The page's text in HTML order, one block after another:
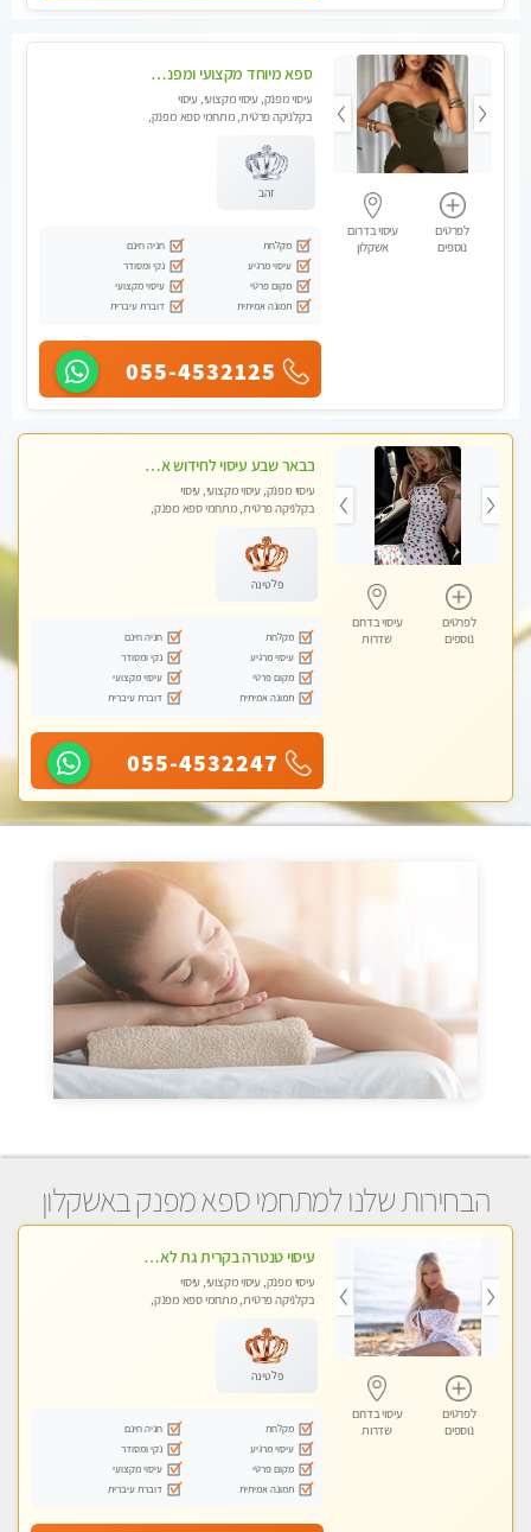
לפרטים
נוספים
עיסוי בדרום
אשקלון
ספא מיוחד מקצועי ומפנק באשקלון מעסה ...מקצועית ואיכותית -מומלץ מאוד...
עיסוי מפנק, עיסוי מקצועי, עיסוי
בקלניקה פרטית, מתחמי ספא מפנק,
זהב
מקלחת
חניה חינם
עיסוי מרגיע
נקי ומסודר
מקום פרטי
עיסוי מקצועי
תמונה אמיתית
דוברת עיברית
055-4532125
לפרטים
נוספים
עיסוי בדרום
שדרות
בבאר שבע עיסוי לחידוש אנרגיות עיסוי חלומי מומלץ מאוד פרטי!! ללא מין !!
עיסוי מפנק, עיסוי מקצועי, עיסוי
בקלניקה פרטית, מתחמי ספא מפנק,
פלטינה
מקלחת
חניה חינם
עיסוי מרגיע
נקי ומסודר
מקום פרטי
עיסוי מקצועי
תמונה אמיתית
דוברת עיברית
055-4532247
הבחירות שלנו למתחמי ספא מפנק באשקלון
לפרטים
נוספים
עיסוי בדרום
שדרות
עיסוי טנטרה בקרית גת לא מה שחשבת הרבה יותר ממה שדמיינת פרטי!!! Highly recommended
עיסוי מפנק, עיסוי מקצועי, עיסוי
בקלניקה פרטית, מתחמי ספא מפנק,
טנטרה
פלטינה
מקלחת
חניה חינם
עיסוי מרגיע
נקי ומסודר
מקום פרטי
עיסוי מקצועי
תמונה אמיתית
דוברת עיברית